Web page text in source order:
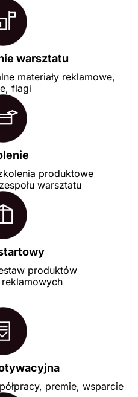
warsztatu
materiały reklamowe,
flagi
produktowe
warsztatu
produktów
reklamowych
premie, wsparcie